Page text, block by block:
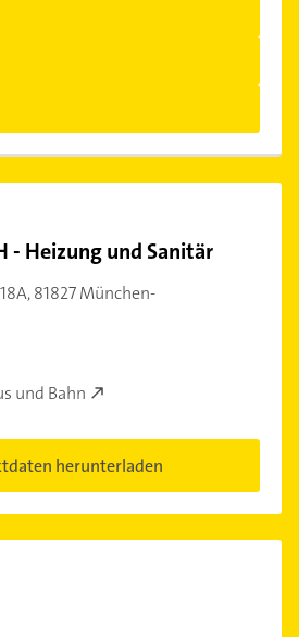
- Heizung und Sanitär
81827 München-
und Bahn
herunterladen